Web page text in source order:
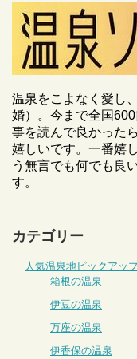
温泉をこよなく愛し
婚）。今まで全国
事を読んで良かった
嬉しいです。一番嬉
う無言でも何でも良
す。
カテゴリー
人気温泉地ピックアッ
箱根の温泉
伊豆の温泉
万座の温泉
伊香保の温泉